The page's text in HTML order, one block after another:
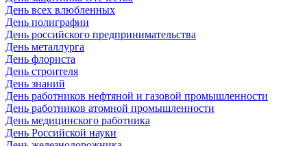
День всех влюбленных
День полиграфии
День российского предпринимательства
День металлурга
День флориста
День строителя
День знаний
День работников нефтяной и газовой промышленности
День работников атомной промышленности
День медицинского работника
День Российской науки